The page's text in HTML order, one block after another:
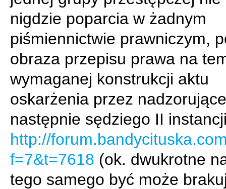
nigdzie poparcia w żadnym
piśmiennictwie prawniczym,
obraza przepisu prawa na
wymaganej konstrukcji aktu
oskarżenia przez
następnie sędziego II
http://
f=7&t=7618 (ok. dwukrotne
tego samego być może